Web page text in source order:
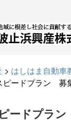
> はしはま自動車
ピードプラン 募
ードプラ